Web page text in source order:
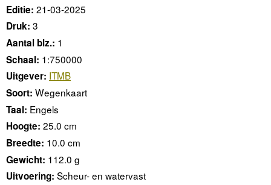
Editie: 21-03-2025
Druk: 3
Aantal blz.: 1
Schaal: 1:750000
Uitgever: ITMB
Soort: Wegenkaart
Taal: Engels
Hoogte: 25.0 cm
Breedte: 10.0 cm
Gewicht: 112.0 g
Uitvoering: Scheur- en watervast